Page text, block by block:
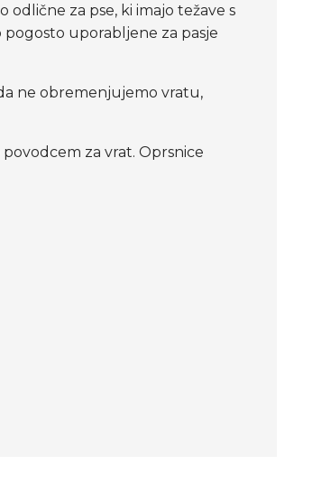
za pse, ki imajo težave s
uporabljene za pasje
ne obremenjujemo vratu,
za vrat. Oprsnice